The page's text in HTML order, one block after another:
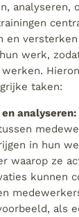
analyseren,
en versterken
werk,
taken:
analyseren:
in hun
waarop ze
kunnen
als